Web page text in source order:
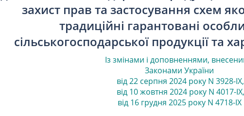
захист прав та застосування схем
традиційні гарантовані
сільськогосподарської продукції та
Із змінами і доповненнями,
Законами України
від 22 серпня 2024 року N 3928-IX,
від 10 жовтня 2024 року N 4017-IX,
від 16 грудня 2025 року N 4718-IX